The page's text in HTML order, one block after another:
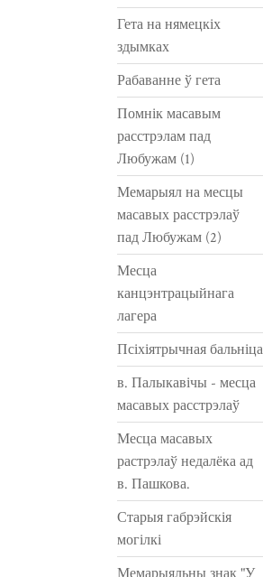
Гета на нямецкіх
здымках
Рабаванне ў гета
Помнік масавым
расстрэлам пад
Любужам (1)
Мемарыял на месцы
масавых расстрэлаў
пад Любужам (2)
Месца
канцэнтрацыйнага
лагера
Псіхіятрычная бальніца
в. Палыкавічы - месца
масавых расстрэлаў
Месца масавых
растрэлаў недалёка ад
в. Пашкова.
Старыя габрэйскія
могілкі